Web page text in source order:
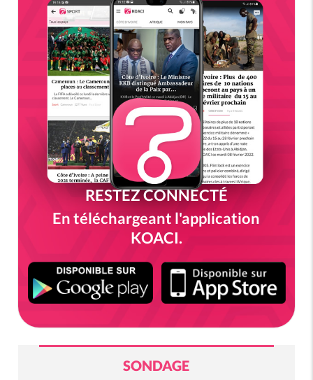
RESTEZ CONNECTÉ
En téléchargeant l'application
KOACI.
SONDAGE